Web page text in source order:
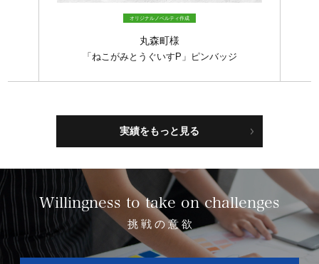
オリジナルノベルティ作成
丸森町様
「ねこがみとうぐいすP」ピンバッジ
実績をもっと見る
Willingness to take on challenges
挑 戦 の 意 欲